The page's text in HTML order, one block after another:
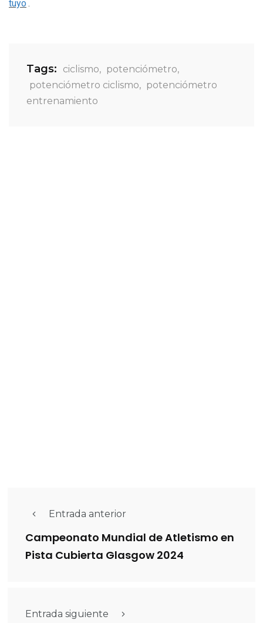
tuyo .
Tags: ciclismo, potenciómetro,
potenciómetro ciclismo, potenciómetro
entrenamiento
Entrada anterior
Campeonato Mundial de Atletismo en
Pista Cubierta Glasgow 2024
Entrada siguiente